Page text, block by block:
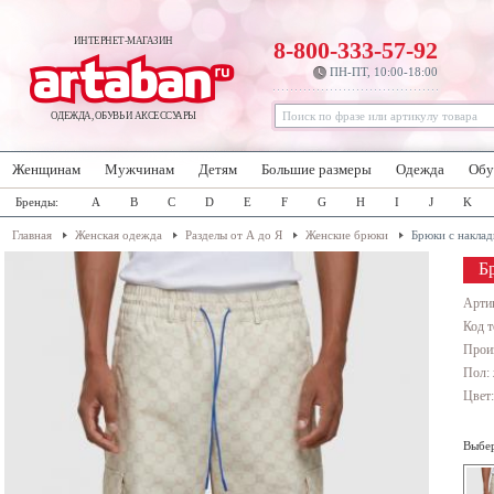
ИНТЕРНЕТ-МАГАЗИН
ОДЕЖДА, ОБУВЬ И АКСЕССУАРЫ
8-800-333-57-92
ПН-ПТ, 10:00-18:00
Женщинам Мужчинам Детям Большие размеры Одежда
Бренды: A B C D E F G H I J K
Главная Женская одежда Разделы от А до Я Женские брюки Брюки с
Код
Пол: